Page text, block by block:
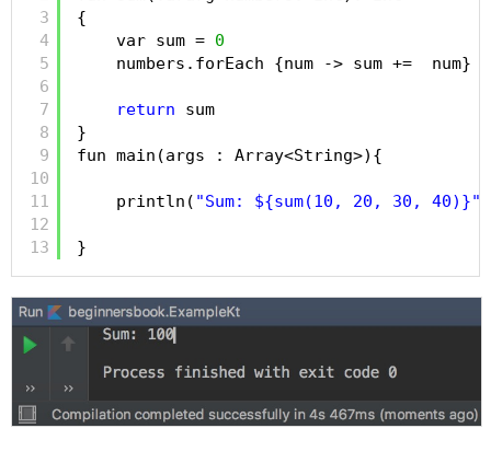
3
4
5
6
7
8
9
10
11
12
13
{
var sum = 0
numbers.forEach {num -> sum +=  num}
return
sum
}
fun main(args : Array<String>){
println( "Sum: ${sum(10, 20, 30, 40)}"
}